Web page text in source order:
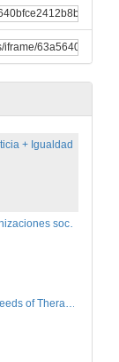
+ Igualdad
Mesa redonda con organizaciones sociales y de acompañamiento a víctimas desde las diferentes realidades en base a la implementación de Justicia Terapéutica en Ecuador